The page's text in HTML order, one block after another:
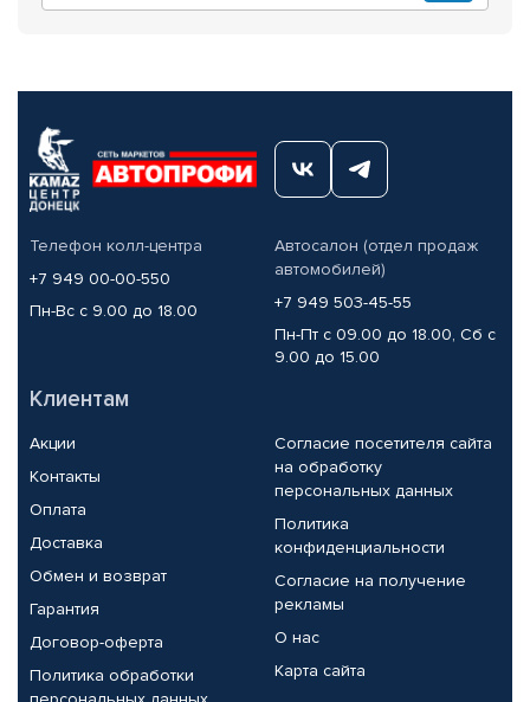
Телефон колл-центра
+7 949 00-00-550
Пн-Вс с 9.00 до 18.00
Автосалон (отдел продаж
автомобилей)
+7 949 503-45-55
Пн-Пт с 09.00 до 18.00, Сб с
9.00 до 15.00
Клиентам
Акции
Контакты
Оплата
Доставка
Обмен и возврат
Гарантия
Договор-оферта
Политика обработки
Согласие посетителя сайта
на обработку
персональных данных
Политика
конфиденциальности
Согласие на получение
рекламы
О нас
Карта сайта